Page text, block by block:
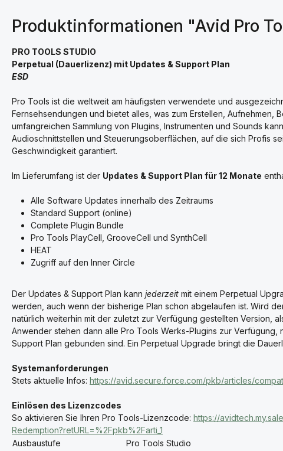
Produktinformationen "Avid Pro
PRO TOOLS STUDIO
Perpetual (Dauerlizenz) mit Updates & Support Plan
ESD
Pro Tools ist die weltweit am häufigsten verwendete und
Fernsehsendungen und bietet alles, was zum Erstellen, Aufnehmen,
umfangreichen Sammlung von Plugins, Instrumenten und Sounds
Audioschnittstellen und Steuerungsoberflächen, auf die sich Profis
Geschwindigkeit garantiert.
Im Lieferumfang ist der Updates & Support Plan für 12 Monate
Alle Software Updates innerhalb des Zeitraums
Standard Support (online)
Complete Plugin Bundle
Pro Tools PlayCell, GrooveCell und SynthCell
HEAT
Zugriff auf den Inner Circle
Der Updates & Support Plan kann jederzeit mit einem Perpetual
werden, auch wenn der bisherige Plan schon abgelaufen ist. Wird
natürlich weiterhin mit der zuletzt zur Verfügung gestellten Version,
Anwender stehen dann alle Pro Tools Werks-Plugins zur
Support Plan gebunden sind. Ein Perpetual Upgrade bringt die
Systemanforderungen
Stets aktuelle Infos: https://avid.secure.force.com/pkb/articles/
Einlösen des Lizenzcodes
So aktivieren Sie Ihren Pro Tools-Lizenzcode: https://
Redemption?retURL=%2Fpkb%2Farti_1
Ausbaustufe
Pro Tools Studio